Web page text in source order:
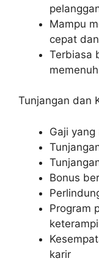
Mampu
cepat
Terbiasa
Tunjangan dan
Gaji
Bonus
Program
karir